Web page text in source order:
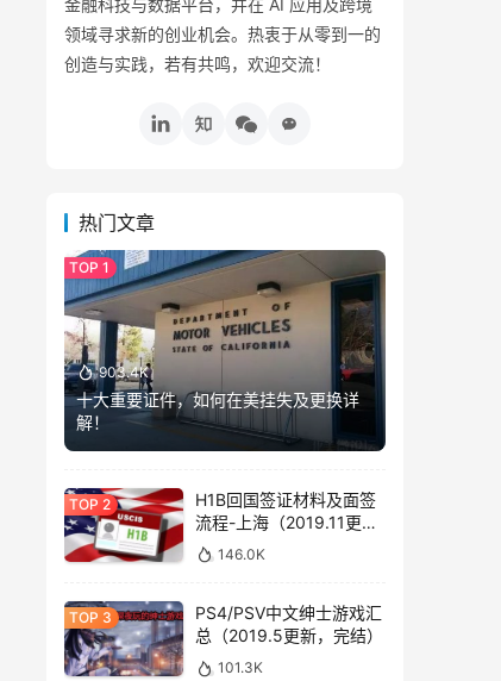
金融科技与数据平台，并在 AI 应用及跨境
领域寻求新的创业机会。热衷于从零到一的
创造与实践，若有共鸣，欢迎交流！
热门文章
903.4K
十大重要证件，如何在美挂失及更换详
解！
H1B回国签证材料及面签
流程-上海（2019.11更
新）146.0K
PS4/PSV中文绅士游戏汇
总（2019.5更新，完结）
101.3K